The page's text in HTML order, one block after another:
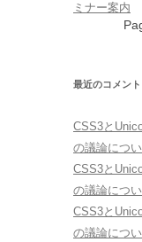
ミナー案内
最近のコメント
CSS3と
の議論につ
CSS3と
の議論につ
CSS3と
の議論につ